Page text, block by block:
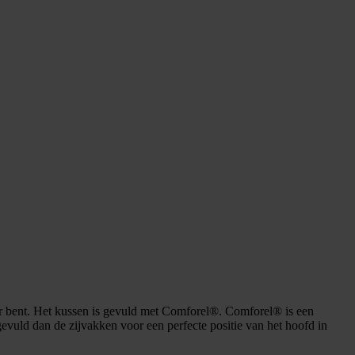
bent. Het kussen is gevuld met Comforel®. Comforel® is een
dan de zijvakken voor een perfecte positie van het hoofd in